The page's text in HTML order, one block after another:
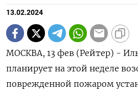
13.02.2024
МОСКВА, 13 фев (Рейтер) -
планирует на этой неделе
поврежденной пожаром